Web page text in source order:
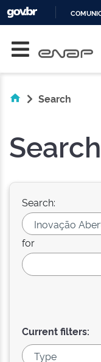
Search
Search
Search:
for
Current filters: